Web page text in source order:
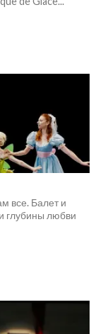
все. Балет и
глубины любви